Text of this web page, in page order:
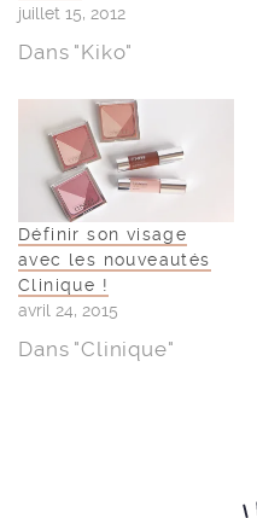
juillet 15, 2012
Dans "Kiko"
Définir son visage
avec les nouveautés
Clinique !
avril 24, 2015
Dans "Clinique"